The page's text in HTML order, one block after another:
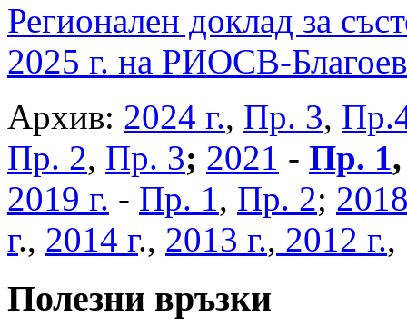
Регионален доклад за
2025 г. на РИОСВ-
Архив: 2024 г., Пр. 3,
Пр. 2, Пр. 3; 2021 - Пр. 1
2019 г. - Пр. 1, Пр. 2;
г., 2014 г., 2013 г., 2012 г.
Полезни връзки